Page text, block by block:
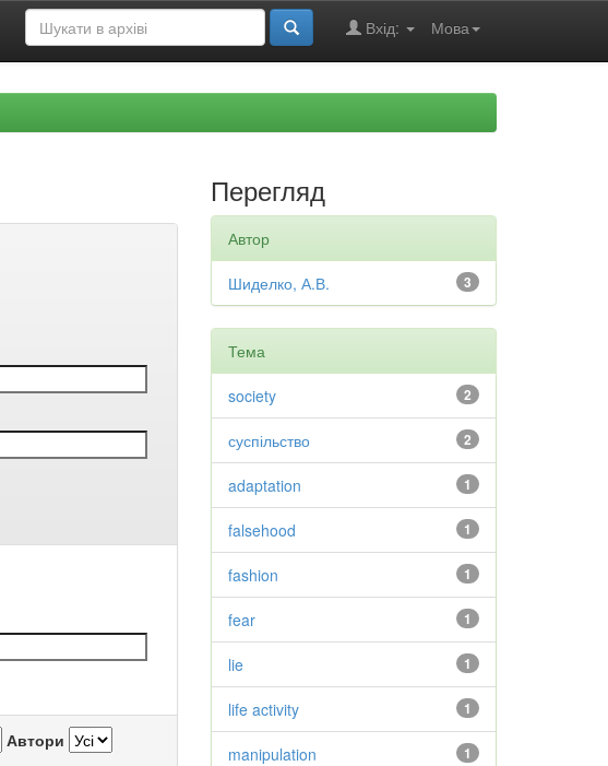
Мова
Вхід:
Автори
Перегляд
Автор
3
Шиделко, А.В.
Тема
2
society
2
суспільство
1
adaptation
1
falsehood
1
fashion
1
fear
1
lie
1
life activity
1
manipulation